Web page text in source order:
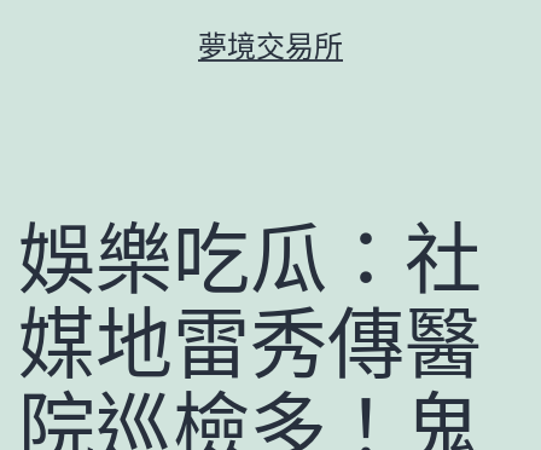
夢境交易所
娛樂吃瓜：社
媒地雷秀傳醫
院巡檢多！鬼